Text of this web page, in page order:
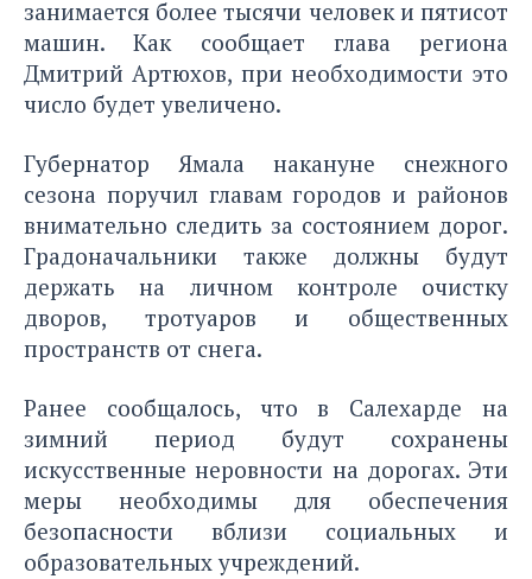
занимается более тысячи человек и пятисот
машин. Как сообщает глава региона
Дмитрий Артюхов, при необходимости это
число будет увеличено.
Губернатор Ямала накануне снежного
сезона поручил главам городов и районов
внимательно следить за состоянием дорог.
Градоначальники также должны будут
держать на личном контроле очистку
дворов, тротуаров и общественных
пространств от снега.
Ранее сообщалось, что в Салехарде на
зимний период будут сохранены
искусственные неровности на дорогах. Эти
меры необходимы для обеспечения
безопасности вблизи социальных и
образовательных учреждений.